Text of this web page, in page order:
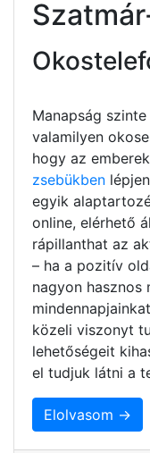
Manapság
valamilyen
hogy az
zsebükben
egyik
online, elérhető
rápillanthat az
– ha a pozitív
nagyon hasznos
közeli viszonyt
lehetőségeit
el tudjuk látni a
Elolvasom →